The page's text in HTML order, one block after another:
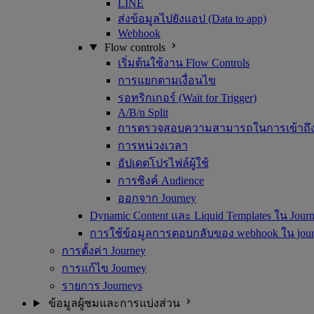
LINE
ส่งข้อมูลไปยังแอป (Data to app)
Webhook
Flow controls
เริ่มต้นใช้งาน Flow Controls
การแยกตามเงื่อนไข
รอทริกเกอร์ (Wait for Trigger)
A/B/n Split
การตรวจสอบความสามารถในการเข้าถึ
การหน่วงเวลา
อัปเดตโปรไฟล์ผู้ใช้
การซิงค์ Audience
ออกจาก Journey
Dynamic Content และ Liquid Templates ใน
การใช้ข้อมูลการตอบกลับของ webhook ใน
การตั้งค่า Journey
การแก้ไข Journey
รายการ Journeys
ข้อมูลผู้ชมและการแบ่งส่วน